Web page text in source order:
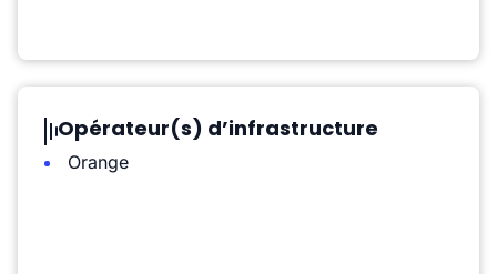
Opérateur(s) d’infrastructure
Orange